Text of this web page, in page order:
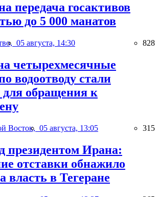
передача госактивов
до 5 000 манатов
05 августа, 14:30 828
четырехмесячные
водоотводу стали
для обращения к
Восток, 05 августа, 13:05 315
президентом Ирана:
отставки обнажило
власть в Тегеране